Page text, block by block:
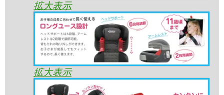
拡大表示
拡大表示